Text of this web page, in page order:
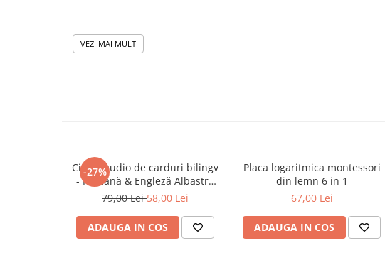
Puzzle & Jocuri de Logica
Jucarii din Lemn Natural
🎓Beneficii educaționale:
• face parte din categoria de
jucarii educative
🎯Ideal pentru:
VEZI MAI MULT
-27%
Cititor audio de carduri bilingv
- Română & Engleză Albastru
(224 carduri / 448 cuvinte)
79,00 Lei58,00 Lei
ADAUGA IN COS
Placa logaritmica montessori
din lemn 6 in 1
67,00 Lei
ADAUGA IN COS